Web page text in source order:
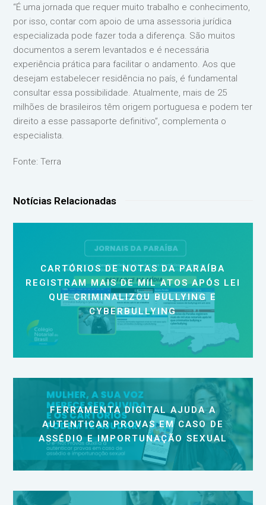
“É uma jornada que requer muito trabalho e conhecimento,
por isso, contar com apoio de uma assessoria jurídica
especializada pode fazer toda a diferença. São muitos
documentos a serem levantados e é necessária
experiência prática para facilitar o andamento. Aos que
desejam estabelecer residência no país, é fundamental
consultar essa possibilidade. Atualmente, mais de 25
milhões de brasileiros têm origem portuguesa e podem ter
direito a esse passaporte definitivo”, complementa o
especialista.
Fonte: Terra
Notícias Relacionadas
CARTÓRIOS DE NOTAS DA PARAÍBA
REGISTRAM MAIS DE MIL ATOS APÓS LEI
QUE CRIMINALIZOU BULLYING E
CYBERBULLYING
FERRAMENTA DIGITAL AJUDA A
AUTENTICAR PROVAS EM CASO DE
ASSÉDIO E IMPORTUNAÇÃO SEXUAL